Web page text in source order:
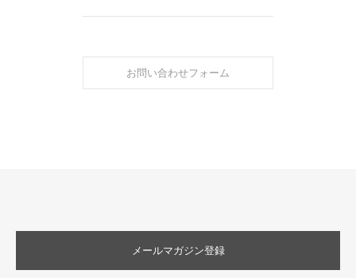
お問い合わせフォーム
メールマガジン登録